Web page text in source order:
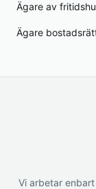
Ägare av
Ägare
Vi arbetar